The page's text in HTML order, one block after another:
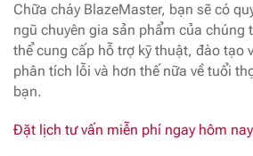
Chữa cháy BlazeMaster, bạn sẽ có
ngũ chuyên gia sản phẩm của chúng
thể cung cấp hỗ trợ kỹ thuật, đào tạo
phân tích lỗi và hơn thế nữa về tuổi
bạn.
Đặt lịch tư vấn miễn phí ngay hôm